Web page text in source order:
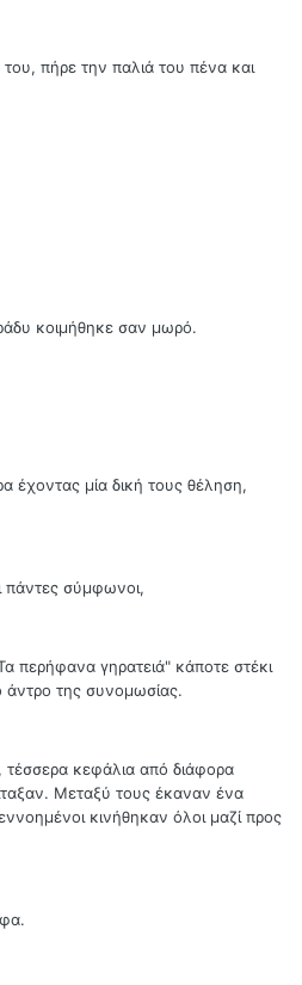
πήρε την παλιά του πένα και
κοιμήθηκε σαν μωρό.
έχοντας μία δική τους θέληση,
πάντες σύμφωνοι,
περήφανα γηρατειά" κάποτε στέκι
άντρο της συνομωσίας.
κεφάλια από διάφορα
Μεταξύ τους έκαναν ένα
κινήθηκαν όλοι μαζί προς